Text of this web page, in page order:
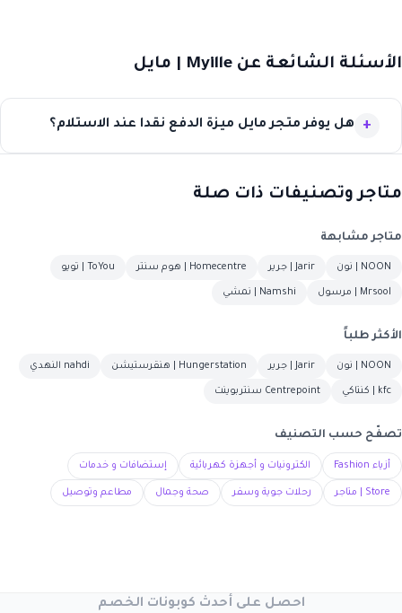
الأسئلة الشائعة عن Myille | مايل
هل يوفر متجر مايل ميزة الدفع نقدا عند الاستلام؟
متاجر وتصنيفات ذات صلة
متاجر مشابهة
NOON | نون Jarir | جرير Homecentre | هوم سنتر ToYou | تويو
Mrsool | مرسول Namshi | نمشي
الأكثر طلباً
NOON | نون Jarir | جرير Hungerstation | هنقرستيشن nahdi النهدي
kfc | كنتاكي Centrepoint سنتربوينت
تصفّح حسب التصنيف
أزياء Fashion الكترونيات و أجهزة كهربائية إستضافات و خدمات
Store | متاجر رحلات جوية وسفر صحة وجمال مطاعم وتوصيل
احصل على أحدث كوبونات الخصم